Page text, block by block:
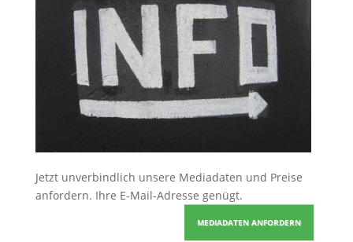
Jetzt unverbindlich unsere Mediadaten und Preise
anfordern. Ihre E-Mail-Adresse genügt.
MEDIADATEN ANFORDERN